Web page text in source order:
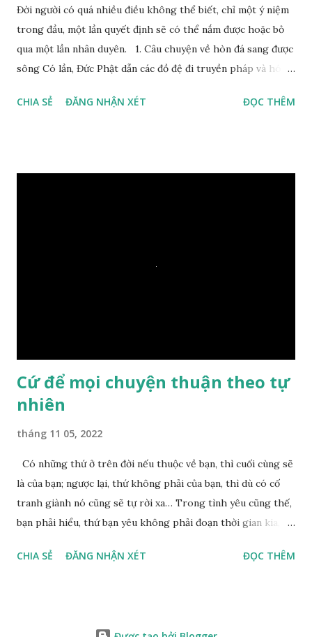
Đời người có quá nhiều điều không thể biết, chỉ một ý niệm
trong đầu, một lần quyết định sẽ có thể nắm được hoặc bỏ
qua một lần nhân duyên. 1. Câu chuyện về hòn đá sang được
sông Có lần, Đức Phật dẫn các đồ đệ đi truyền pháp và hóa
Phật hỏi các đồ đệ rằng: – Bây giờ nếu ta ném hòn đá này
một giọt nước nào mà lại còn có thể đi qua sông? Các đệ tử
CHIA SẺ ĐĂNG NHẬN XÉT ĐỌC THÊM
Cứ để mọi chuyện thuận theo tự
nhiên
tháng 11 05, 2022
Có những thứ ở trên đời nếu thuộc về bạn, thì cuối cùng sẽ
là của bạn; ngược lại, thứ không phải của bạn, thì dù có cố
tranh giành nó cũng sẽ tự rời xa… Trong tình yêu cũng thế,
bạn phải hiểu, thứ bạn yêu không phải đoạn thời gian kia,
không phải yêu cái khoảng thời gian đã từng trải qua, bạn
CHIA SẺ ĐĂNG NHẬN XÉT ĐỌC THÊM